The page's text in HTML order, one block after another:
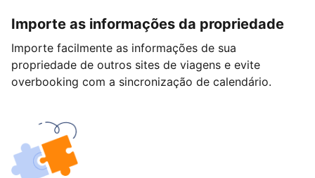
Importe as informações da propriedade
Importe facilmente as informações de sua
propriedade de outros sites de viagens e evite
overbooking com a sincronização de calendário.